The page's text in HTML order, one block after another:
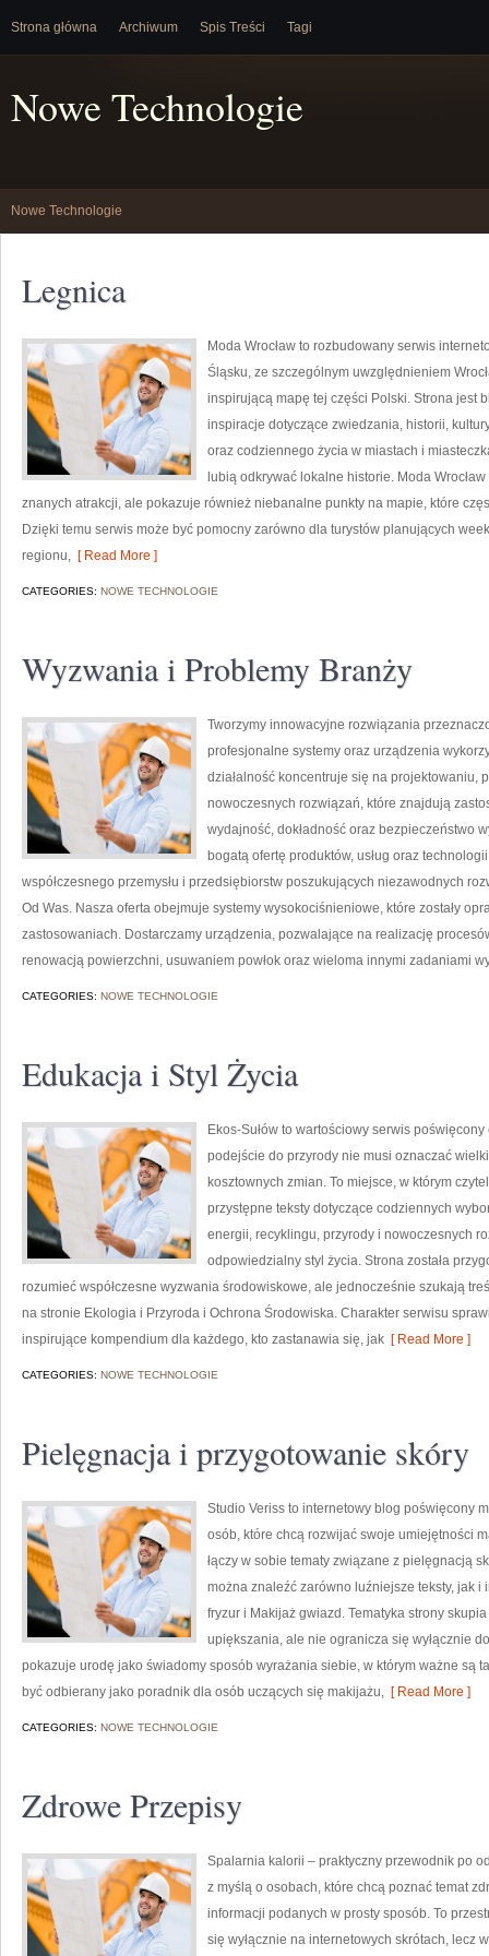
Strona główna Archiwum Spis Treści Tagi
Nowe Technologie
Nowe Technologie
Legnica
Moda Wrocław to rozbudowany serwis
Śląsku, ze szczególnym uwzględnieniem
inspirującą mapę tej części Polski. Strona jest
inspiracje dotyczące zwiedzania, historii,
oraz codziennego życia w miastach i
lubią odkrywać lokalne historie. Moda
znanych atrakcji, ale pokazuje również niebanalne punkty na mapie, które
Dzięki temu serwis może być pomocny zarówno dla turystów planujących
regionu, [ Read More ]
CATEGORIES: NOWE TECHNOLOGIE
Wyzwania i Problemy Branży
Tworzymy innowacyjne rozwiązania
profesjonalne systemy oraz urządzenia
działalność koncentruje się na projektowaniu,
nowoczesnych rozwiązań, które znajdują
wydajność, dokładność oraz bezpieczeństwo
bogatą ofertę produktów, usług oraz
współczesnego przemysłu i przedsiębiorstw poszukujących niezawodnych
Od Was. Nasza oferta obejmuje systemy wysokociśnieniowe, które zostały
zastosowaniach. Dostarczamy urządzenia, pozwalające na realizację
renowacją powierzchni, usuwaniem powłok oraz wieloma innymi zadaniami
CATEGORIES: NOWE TECHNOLOGIE
Edukacja i Styl Życia
Ekos-Sułów to wartościowy serwis
podejście do przyrody nie musi oznaczać
kosztownych zmian. To miejsce, w którym
przystępne teksty dotyczące codziennych
energii, recyklingu, przyrody i nowoczesnych
odpowiedzialny styl życia. Strona została
rozumieć współczesne wyzwania środowiskowe, ale jednocześnie szukają
na stronie Ekologia i Przyroda i Ochrona Środowiska. Charakter serwisu
inspirujące kompendium dla każdego, kto zastanawia się, jak [ Read More ]
CATEGORIES: NOWE TECHNOLOGIE
Pielęgnacja i przygotowanie skóry
Studio Veriss to internetowy blog poświęcony
osób, które chcą rozwijać swoje umiejętności
łączy w sobie tematy związane z pielęgnacją
można znaleźć zarówno luźniejsze teksty, jak
fryzur i Makijaż gwiazd. Tematyka strony
upiększania, ale nie ogranicza się wyłącznie
pokazuje urodę jako świadomy sposób wyrażania siebie, w którym ważne są
być odbierany jako poradnik dla osób uczących się makijażu, [ Read More ]
CATEGORIES: NOWE TECHNOLOGIE
Zdrowe Przepisy
Spalarnia kalorii – praktyczny przewodnik po
z myślą o osobach, które chcą poznać temat
informacji podanych w prosty sposób. To
się wyłącznie na internetowych skrótach, lecz